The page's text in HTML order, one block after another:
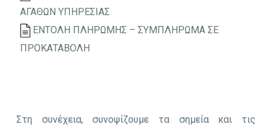
ΑΓΑΘΩΝ ΥΠΗΡΕΣΙΑΣ
ΕΝΤΟΛΗ ΠΛΗΡΩΜΗΣ – ΣΥΜΠΛΗΡΩΜΑ ΣΕ
ΠΡΟΚΑΤΑΒΟΛΗ
Στη συνέχεια, συνοψίζουμε τα σημεία και τις